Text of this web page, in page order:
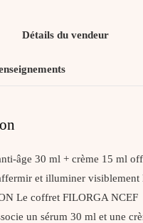
Détails du vendeur
âge 30 ml + crème 15 ml
et illuminer visiblement
Le coffret FILORGA NCEF
un sérum 30 ml et une